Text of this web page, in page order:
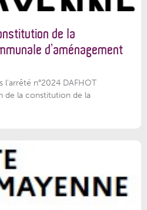
de la
d’aménagement
l'arrêté n°2024 DAFHOT
de la constitution de la